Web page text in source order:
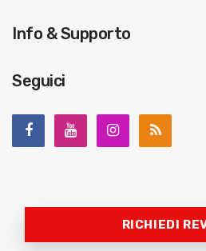
Info & Supporto
Seguici
RICHIEDI